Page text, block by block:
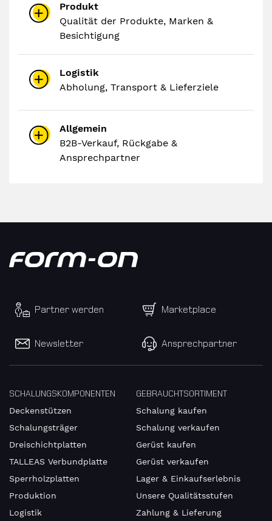
Produkt
Qualität der Produkte, Marken &
Besichtigung
Logistik
Abholung, Transport & Lieferziele
Allgemein
B2B-Verkauf, Rückgabe &
Ansprechpartner
Partner werden Marketplace
Newsletter Ansprechpartner
SCHALUNGSKOMPONENTEN
Deckenstützen
Schalungsträger
Dreischichtplatten
TALLEAS Verbundplatte
Sperrholzplatten
Produktion
Logistik
GEBRAUCHTSORTIMENT
Schalung kaufen
Schalung verkaufen
Gerüst kaufen
Gerüst verkaufen
Lager & Einkaufserlebnis
Unsere Qualitätsstufen
Zahlung & Lieferung